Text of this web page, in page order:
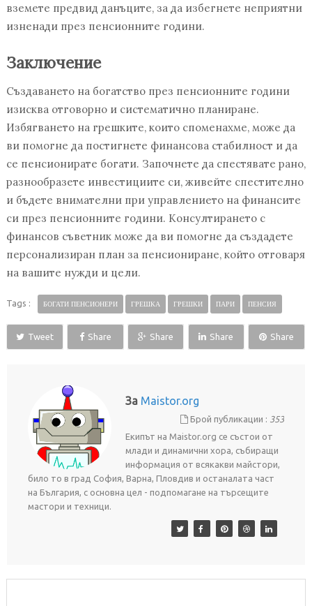
вземете предвид данъците, за да избегнете неприятни
изненади през пенсионните години.
Заключение
Създаването на богатство през пенсионните години
изисква отговорно и систематично планиране.
Избягването на грешките, които споменахме, може да
ви помогне да постигнете финансова стабилност и да
се пенсионирате богати. Започнете да спестявате рано,
разнообразете инвестициите си, живейте спестително
и бъдете внимателни при управлението на финансите
си през пенсионните години. Консултирането с
финансов съветник може да ви помогне да създадете
персонализиран план за пенсиониране, който отговаря
на вашите нужди и цели.
Tags : БОГАТИ ПЕНСИОНЕРИ ГРЕШКА ГРЕШКИ ПАРИ ПЕНСИЯ
Tweet Share Share Share Share
За Maistor.org
Брой публикации : 353
Екипът на Maistor.org се състои от
млади и динамични хора, събиращи
информация от всякакви майстори,
било то в град София, Варна, Пловдив и останалата част
на България, с основна цел - подпомагане на търсещите
мастори и техници.